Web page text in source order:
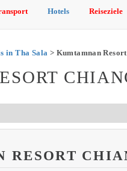
Hotels Reiseziele
in Tha Sala > Kumtamnan
RESORT